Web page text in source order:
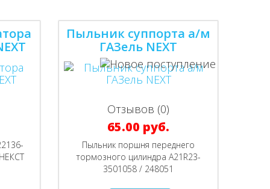
Пыльник суппорта а/м
ГАЗель NEXT
Отзывов (0)
65.00 руб.
Пыльник поршня переднего
тормозного цилиндра A21R23-
3501058 / 248051